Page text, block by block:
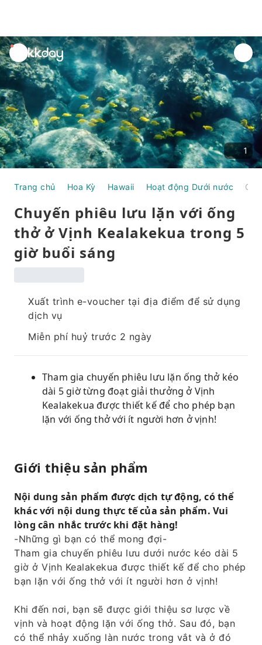
unread
notifications
1
Trang chủ Hoa Kỳ Hawaii Hoạt động Dưới nước
Chuyến phiêu lưu lặn với ống
thở ở Vịnh Kealakekua trong 5
giờ buổi sáng
Xuất trình e-voucher tại địa điểm để sử dụng
dịch vụ
Miễn phí huỷ trước 2 ngày
Tham gia chuyến phiêu lưu lặn ống thở kéo
dài 5 giờ từng đoạt giải thưởng ở Vịnh
Kealakekua được thiết kế để cho phép bạn
lặn với ống thở với ít người hơn ở vịnh!
Giới thiệu sản phẩm
Nội dung sản phẩm được dịch tự động, có thể
khác với nội dung thực tế của sản phẩm. Vui
lòng cân nhắc trước khi đặt hàng!
-Những gì bạn có thể mong đợi-
Tham gia chuyến phiêu lưu dưới nước kéo dài 5
giờ ở Vịnh Kealakekua được thiết kế để cho phép
bạn lặn với ống thở với ít người hơn ở vịnh!
Khi đến nơi, bạn sẽ được giới thiệu sơ lược về
vịnh và hoạt động lặn với ống thở. Sau đó, bạn
có thể nhảy xuống làn nước trong vắt và ở đó